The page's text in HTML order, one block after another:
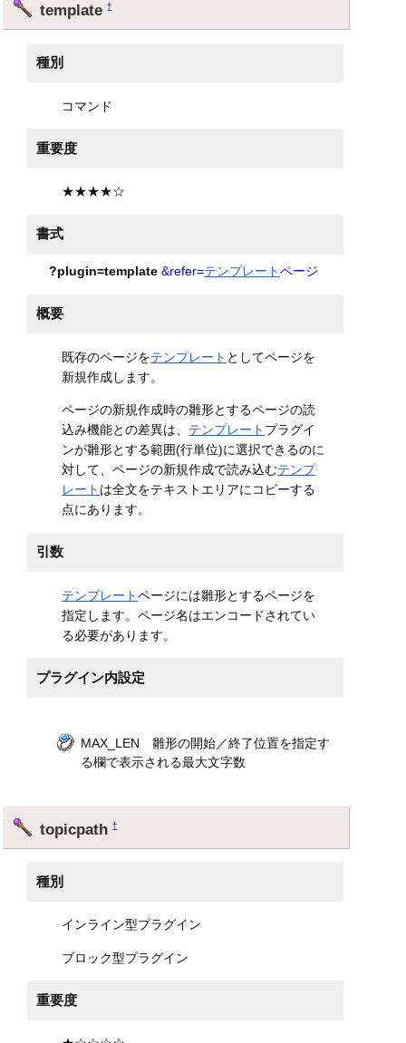
template†
種別
コマンド
重要度
★★★★☆
書式
?plugin=template &refer=テンプレートページ
概要
既存のページをテンプレート としてページを
新規作成します。
ページの新規作成時の雛形とするページの読
込み機能との差異は、 テンプレート プラグイ
ンが雛形とする範囲(行単位)に選択できるのに
対して、ページの新規作成で読み込むテンプ
レート は全文をテキストエリアにコピーする
点にあります。
引数
テンプレートページには雛形とするページを
指定します。ページ名はエンコードされてい
る必要があります。
プラグイン内設定
MAX_LEN 雛形の開始／終了位置を指定す
る欄で表示される最大文字数
topicpath†
種別
インライン型プラグイン
ブロック型プラグイン
重要度